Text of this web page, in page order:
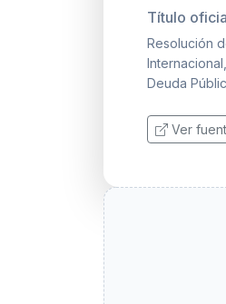
Título
Resolución
Deuda
Ver